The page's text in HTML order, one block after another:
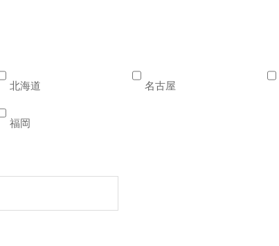
北海道 名古屋
福岡